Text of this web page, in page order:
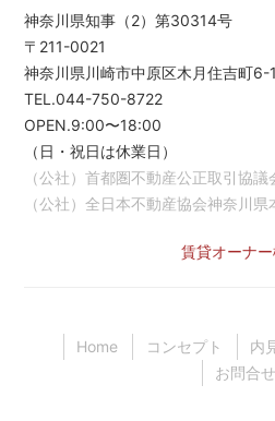
神奈川県知事（2）第30314号
〒211-0021
神奈川県川崎市中原区木月住吉町6-
TEL.044-750-8722
OPEN.9:00〜18:00
（日・祝日は休業日）
（公社）首都圏不動産公正取引協議
（公社）全日本不動産協会神奈川県
賃貸オーナ
Home コンセプト 内
お問合せ